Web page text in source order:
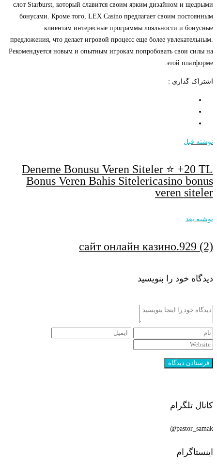
слот Starburst, который славится своим ярким дизайном и щедрыми
бонусами. Кроме того, LEX Casino предлагает своим постоянным
клиентам интересные программы лояльности и бонусные
предложения, что делает игровой процесс еще более увлекательным.
Рекомендуется новым и опытным игрокам попробовать свои силы на
этой платформе.
اشتراک گذاری :
نوشته قبل
Deneme Bonusu Veren Siteler ⭐️ +20 TL
Bonus Veren Bahis Sitelericasino bonus
veren siteler
نوشته بعد
сайт онлайн казино.929 (2)
دیدگاه خود را بنویسید
کانال تلگرام
pastor_samak@
اینستاگرام